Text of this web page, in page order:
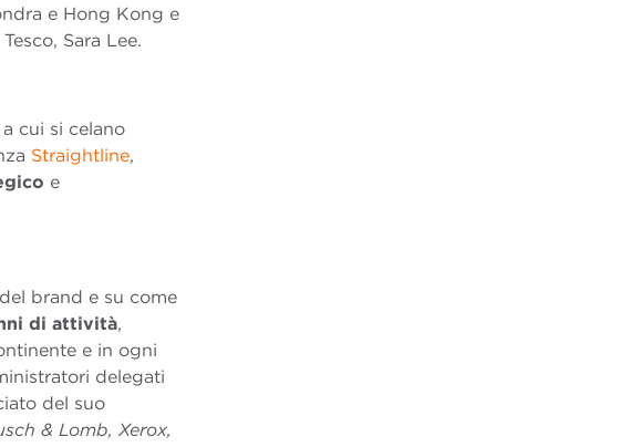
e Hong Kong e
Sara Lee.
cui si celano
Straightline,
e
brand e su come
di attività,
e in ogni
delegati
del suo
& Lomb, Xerox,